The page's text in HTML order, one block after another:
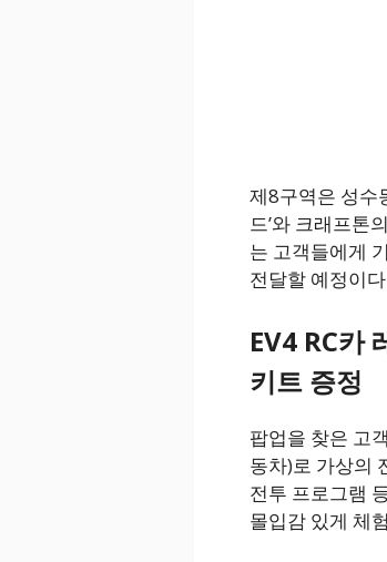
제8구역은 성수
드’와 크래프톤
는 고객들에게
전달할 예정이
EV4 RC카
키트 증정
팝업을 찾은 고
동차)로 가상의
전투 프로그램
몰입감 있게 체